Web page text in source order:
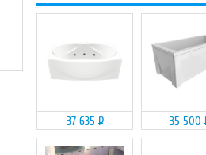
37 635 Р 35 500